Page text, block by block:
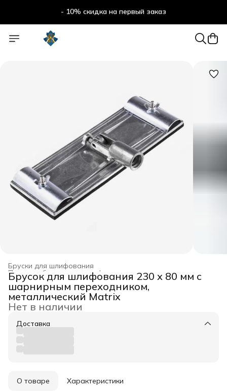
- 10% скидка на первый заказ
Бруски для шлифования
Приспособления для шлифования ›
Режущий инструмент ›
Главная ›
Брусок для шлифования 230 х 80 мм с
шарнирным переходником,
металлический Matrix
Нет в наличии
Доставка
О товаре Характеристики